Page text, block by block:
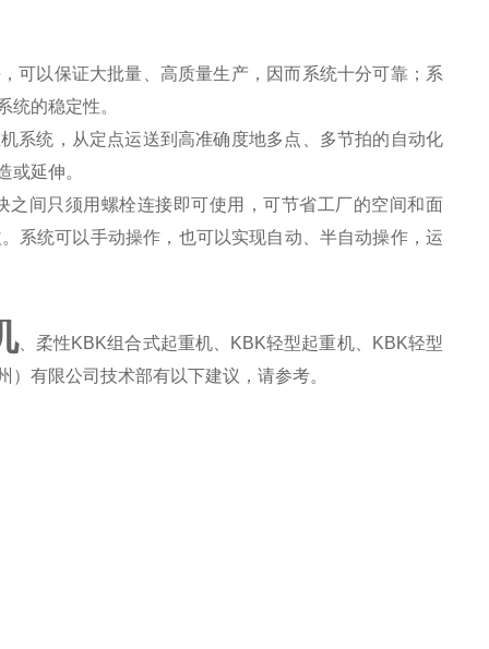
可以保证大批量、高质量生产，因而系统十分可靠；系
统的稳定性。
系统，从定点运送到高准确度地多点、多节拍的自动化
或延伸。
间只须用螺栓连接即可使用，可节省工厂的空间和面
系统可以手动操作，也可以实现自动、半自动操作，运
、柔性KBK组合式起重机、KBK轻型起重机、KBK轻型
有限公司技术部有以下建议，请参考。